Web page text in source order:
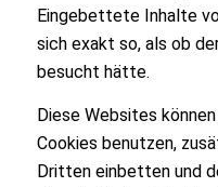
Eingebettete Inhalte
sich exakt so, als ob
besucht hätte.
Diese Websites
Cookies benutzen,
Dritten einbetten und